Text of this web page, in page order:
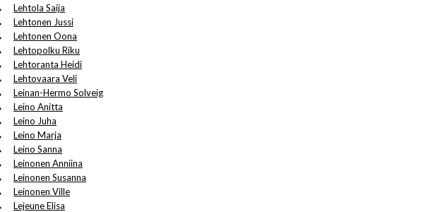
Lehtola Saija
Lehtonen Jussi
Lehtonen Oona
Lehtopolku Riku
Lehtoranta Heidi
Lehtovaara Veli
Leinan-Hermo Solveig
Leino Anitta
Leino Juha
Leino Marja
Leino Sanna
Leinonen Anniina
Leinonen Susanna
Leinonen Ville
Lejeune Elisa